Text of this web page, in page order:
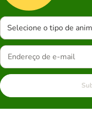
Selecione o tipo de